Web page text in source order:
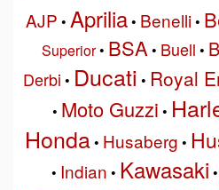
AJP • Aprilia• Benelli•
Superior• BSA• Buell •
Derbi • Ducati • Royal
• Moto Guzzi •
Honda• Husaberg •
• Indian • Kawasaki •